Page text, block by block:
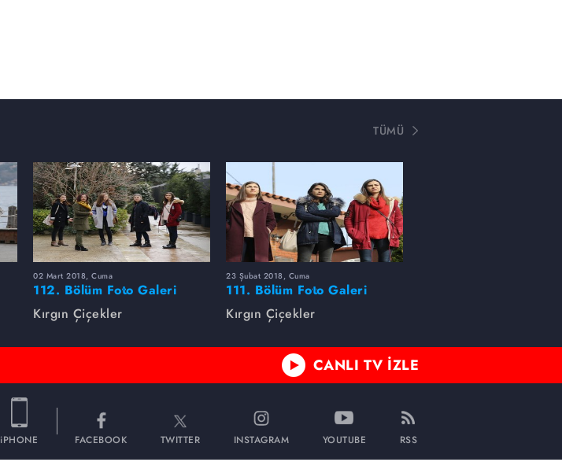
TÜMÜ
02 Mart 2018, Cuma
112. Bölüm Foto Galeri
Kırgın Çiçekler
23 Şubat 2018, Cuma
111. Bölüm Foto Galeri
Kırgın Çiçekler
CANLI TV İZLE
iPHONE FACEBOOK TWITTER INSTAGRAM YOUTUBE RSS